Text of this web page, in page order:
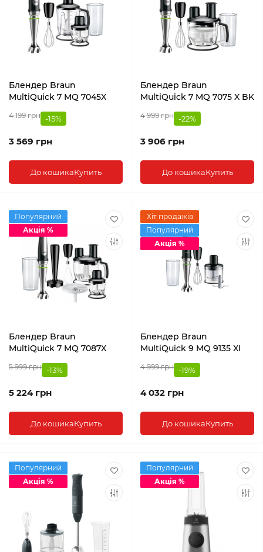
Блендер Braun
MultiQuick 7 MQ 7045X
4 199 грн -15%
3 569 грн
До кошикаКупить
Блендер Braun
MultiQuick 7 MQ 7075 X BK
4 999 грн -22%
3 906 грн
До кошикаКупить
Популярний
Акція %
Блендер Braun
MultiQuick 7 MQ 7087X
5 999 грн -13%
5 224 грн
До кошикаКупить
Хіт продажів
Популярний
Акція %
Блендер Braun
MultiQuick 9 MQ 9135 XI
4 999 грн -19%
4 032 грн
До кошикаКупить
Популярний
Акція %
Популярний
Акція %